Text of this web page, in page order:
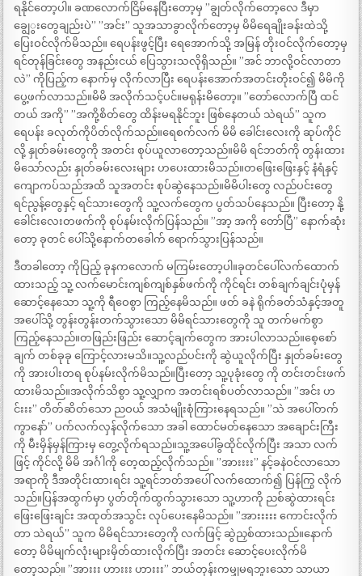
ရနိုင်တော့ပါ။ ခဏလောက်ငြိမ်နေပြီးတော့မှ ”ချွတ်လိုက်တော့လေ ဒီမှာ
ချွေွးတွေချည်းပဲ” ”အင်း” သူအသာခွာလိုက်တော့မှ မိမိရေချိုးခန်းထဲသို့
ပြေးဝင်လိုက်မိသည်။ ရေပန်းဖွင့်ပြီး ရေအောက်သို့ အမြန် တိုးဝင်လိုက်တော့မှ
ရင်တုန်ခြင်းတွေ အနည်းငယ် ပြေသွားသလိုရှိသည်။ ”အင် ဘာလို့ဝင်လာတာ
လဲ” ကိုပြည့်က နောက်မှ လိုက်လာပြီး ရေပန်းအောက်အတင်းတိုးဝင်၍ မိမိကို
ပွေ့ဖက်လာသည်။မိမိ အလိုက်သင့်ပင်။မရုန်းမိတော့။ ”တော်လောက်ပြီ ထင်
တယ် အကို” ”အကို့စိတ်တွေ ထိန်းမရနိုင်ဘူး ဖြစ်နေတယ် သဲရယ်” သူက
ရေပန်း ခလုတ်ကိုပိတ်လိုက်သည်။ရေစက်လက် မိမိ ခေါင်းလေးကို ဆုပ်ကိုင်
လို့ နှုတ်ခမ်းတွေကို အတင်း စုပ်ယူလာတော့သည်။မိမိ ရင်ဘတ်ကို တွန်းထား
မိသော်လည်း နှုတ်ခမ်းလေးများ ဟပေးထားမိသည်။တဖြေးဖြေးနှင့် နံရံနှင့်
ကျောကပ်သည်အထိ သူအတင်း စုပ်ဆွဲနေသည်။မိမိပါးတွေ လည်ပင်းတွေ
ရင်ညွန့်တွေနှင့် ရင်သားတွေကို သူ့လက်တွေက ပွတ်သပ်နေသည်။ ပြီးတော့ နို့
ခေါင်းလေးတဖက်ကို စုပ်နမ်းလိုက်ပြန်သည်။ ”အာ့ အကို တော်ပြီ” နောက်ဆုံး
တော့ ခုတင် ပေါ်သို့နောက်တခေါက် ရောက်သွားပြန်သည်။
ဒီတခါတော့ ကိုပြည့် ခုနကလောက် မကြမ်းတော့ပါ။ခုတင်ပေါ်လက်ထောက်
ထားသည့် သူ့ လက်မောင်းကျစ်ကျစ်နှစ်ဖက်ကို ကိုင်ရင်း တစ်ချက်ချင်းပုံမှန်
ဆောင့်နေသော သူ့ကို ရီဝေစွာ ကြည့်နေမိသည်။ ဖတ် ခနဲ ရိုက်ခတ်သံနှင့်အတူ
အပေါ်သို့ တွန်းတွန်းတက်သွားသော မိမိရင်သားတွေကို သူ တက်မက်စွာ
ကြည့်နေသည်။တဖြည်းဖြည်း ဆောင့်ချက်တွေက အားပါလာသည်။စေ့စော်
ချက် တစ်ခုခု ကြောင့်လားမသိ။သူ့လည်ပင်းကို ဆွဲယူလိုက်ပြီး နှုတ်ခမ်းတွေ
ကို အားပါးတရ စုပ်နမ်းလိုက်မိသည်။ပြီးတော့ သူ့ပုခုံးတွေ ကို တင်းတင်းဖက်
ထားမိသည်။အလိုက်သိစွာ သူ့လျှာက အတင်းရစ်ပတ်လာသည်။ ”အင်း ဟ
င်းးး” တိတ်ဆိတ်သော ညဝယ် အသံမျိုးစုံကြားနေရသည်။ ”သဲ အပေါ်တက်
ကွာနော်” ပက်လက်လှန်လိုက်သော အခါ ထောင်မတ်နေသော အချောင်းကြီး
ကို မီးမှိန်မှန်ကြားမှ တွေ့လိုက်ရသည်။သူ့အပေါ်ခွထိုင်လိုက်ပြီး အသာ လက်
ဖြင့် ကိုင်လို့ မိမိ အင်္ဂါကို တေ့ထည့်လိုက်သည်။ ”အားးးး” နင့်ခနဲဝင်လာသော
အရာကို ဒီအတိုင်းထားရင်း သူ့ရင်ဘတ်အပေါ် လက်ထောက်၍ ပြန်ကြွ လိုက်
သည်။ပြန်အထွက်မှာ ပွတ်တိုက်ထွက်သွားသော သူ့ဟာကို ညစ်ဆွဲထားရင်း
ဖြေးဖြေးချင်း အထုတ်အသွင်း လုပ်ပေးနေမိသည်။ ”အားးးးး ကောင်းလိုက်
တာ သဲရယ်” သူက မိမိရင်သားတွေကို လက်ဖြင့် ဆွဲညှစ်ထားသည်။နောက်
တော့ မိမိမျက်လုံးများမှိတ်ထားလိုက်ပြီး အတင်း ဆောင့်ပေးလိုက်မိ
တော့သည်။ ”အားးး ဟားးး ဟားးး” ဘယ်တုန်းကမျှမရဘူးသော သာယာ